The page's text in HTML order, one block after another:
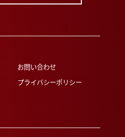
お問い合わせ
プライバシーポリシー